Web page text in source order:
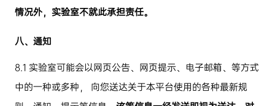
情况外，实验室不就此承担责任。
八、通知
8.1 实验室可能会以网页公告、网页提示、电子邮箱、等方式
中的一种或多种，
向您送达关于本平台使用的各种最新规